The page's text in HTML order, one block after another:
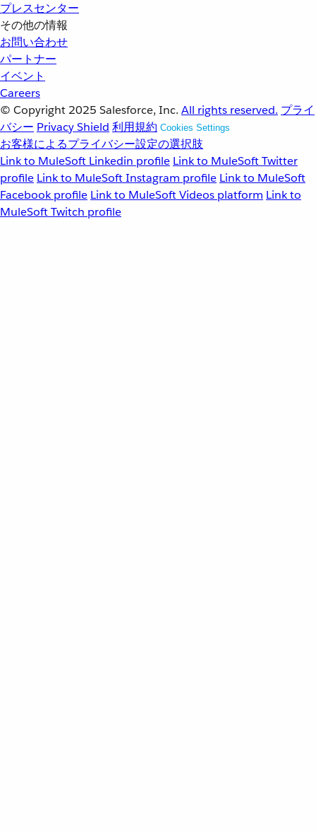
プレスセンター
その他の情報
お問い合わせ
パートナー
イベント
Careers
© Copyright 2025 Salesforce, Inc. All rights reserved. プライ
バシー Privacy Shield 利用規約 Cookies Settings
お客様によるプライバシー設定の選択肢
Link to MuleSoft Linkedin profile Link to MuleSoft Twitter
profile Link to MuleSoft Instagram profile Link to MuleSoft
Facebook profile Link to MuleSoft Videos platform Link to
MuleSoft Twitch profile